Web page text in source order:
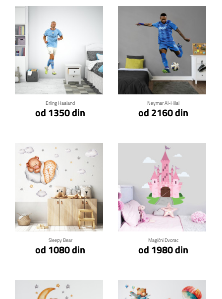
Erling Haaland
od 1350 din
Klikni za detalje
Neymar Al-Hilal
od 2160 din
Klikni za detalje
Sleepy Bear
od 1080 din
Klikni za detalje
Magični Dvorac
od 1980 din
Klikni za detalje